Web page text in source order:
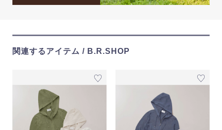
関連するアイテム / B.R.SHOP